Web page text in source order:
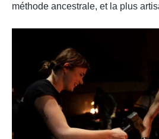
méthode ancestrale, et la plus